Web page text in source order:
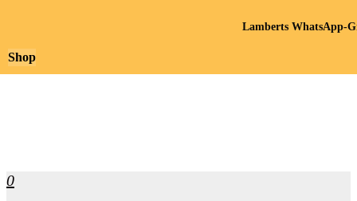
0
Shop
Lamberts WhatsApp-